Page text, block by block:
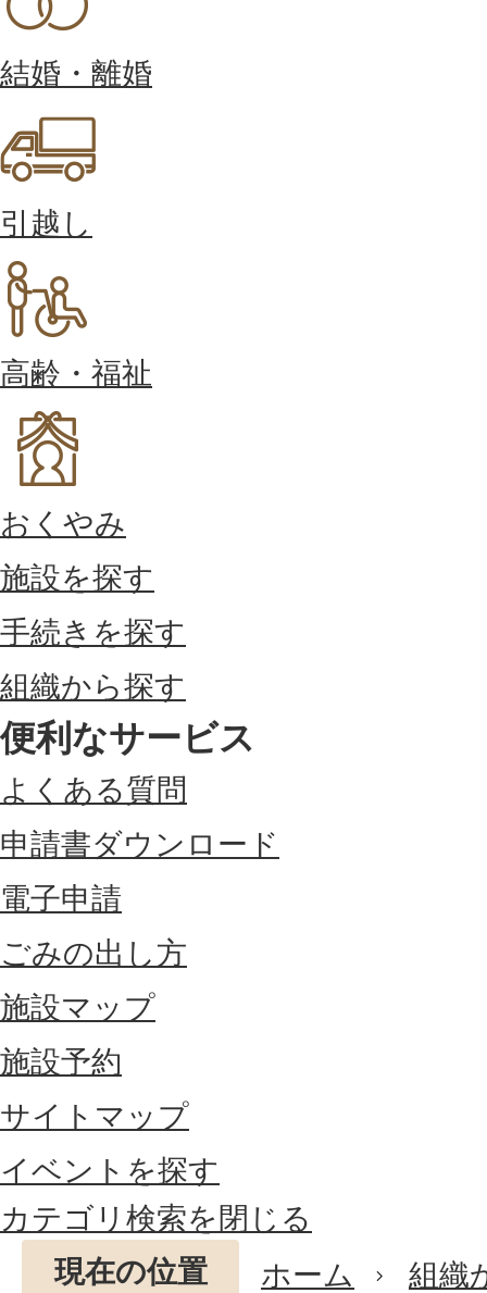
結婚・離婚
引越し
高齢・福祉
おくやみ
施設を探す
手続きを探す
組織から探す
便利なサービス
よくある質問
申請書ダウンロード
電子申請
ごみの出し方
施設マップ
施設予約
サイトマップ
イベントを探す
カテゴリ検索を閉じる
現在の位置
ホーム 組織